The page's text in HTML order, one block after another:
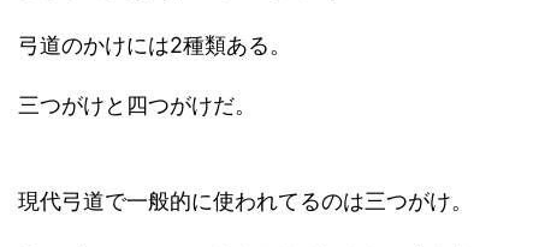
弓道のかけには2種類ある。
三つがけと四つがけだ。
現代弓道で一般的に使われてるのは三つがけ。